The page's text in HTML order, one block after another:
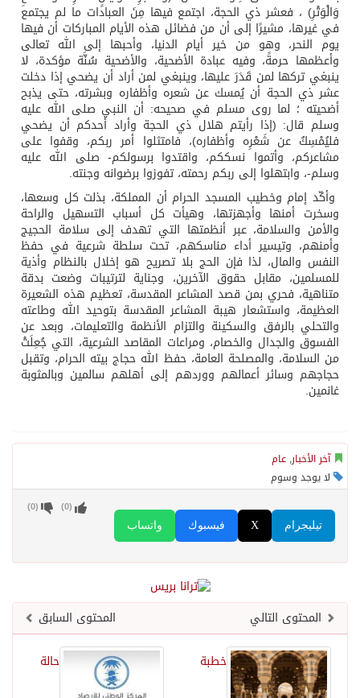
وَالْوَتْرِ) ، فعشر ذي الحجة، اجتمع فيها مِنَ العبادات ما لم يجتمع
في غيرها، مشيرًا إلى أن من فضائل هذه الأيام المباركات أن فيها
يوم النحر، وهو من خير أيام الدنيا، وأحبها إلى الله تعالى
وأعظمها حرمةً، وفيه عبادة الأضحية، والأضحية سُنَّة مؤكدة، لا
ينبغي تركها لمن قَدَرَ عليها، وينبغي لمن أراد أن يضحي إذا دخلت
عشر ذي الحجة أن يُمسك عن شعره وأظفاره وبشرته، حتى يذبح
أضحيته ؛ لما روى مسلم في صحيحه: أن النبي صلى الله عليه
وسلم قال: (إذا رأيتم هلال ذي الحجة وأراد أحدكم أن يضحي
فليُمْسِكُ عن شَعْرِه وأظفاره)، فامتثلوا أمر ربكم، وقفوا على
مشاعركم، وأتموا نسككم، واقتدوا برسولكم- صلى الله عليه
وسلم-، وابتهلوا إلى ربكم رحمته، تفوزوا برضوانه وجنته.
وأكّد إمام وخطيب المسجد الحرام أن المملكة، بذلت كل وسعها،
وسخرت أمنها وأجهزتها، وهيأت كل أسباب التسهيل والراحة
والأمن والسلامة، عبر أنظمتها التي تهدف إلى سلامة الحجيج
وأمنهم، وتيسير أداء مناسكهم، تحت سلطة شرعية في حفظ
النفس والمال، لذا فإن الحج بلا تصريح هو إخلال بالنظام وأذية
للمسلمين، مقابل حقوق الآخرين، وجناية لترتيبات وضعت بدقة
متناهية، فحري بمن قصد المشاعر المقدسة، تعظيم هذه الشعيرة
العظيمة، واستشعار هيبة المشاعر المقدسة بتوحيد الله وطاعته
والتحلي بالرفق والسكينة والتزام الأنظمة والتعليمات، وبعد عن
الفسوق والجدال والخصام، ومراعات المقاصد الشرعية، التي جُعِلَتْ
من السلامة، والمصلحة العامة، حفظ الله حجاج بيته الحرام، وتقبل
حجاجهم وسائر أعمالهم ووردهم إلى أهلهم سالمين وبالمثوبة
غانمين.
آخر الأخبار, عام
لا يوجد وسوم
واتساب فيسبوك X تيليجرام
(
0
) (
0
)
المحتوى السابق
المحتوى التالي
حالة
خطبة